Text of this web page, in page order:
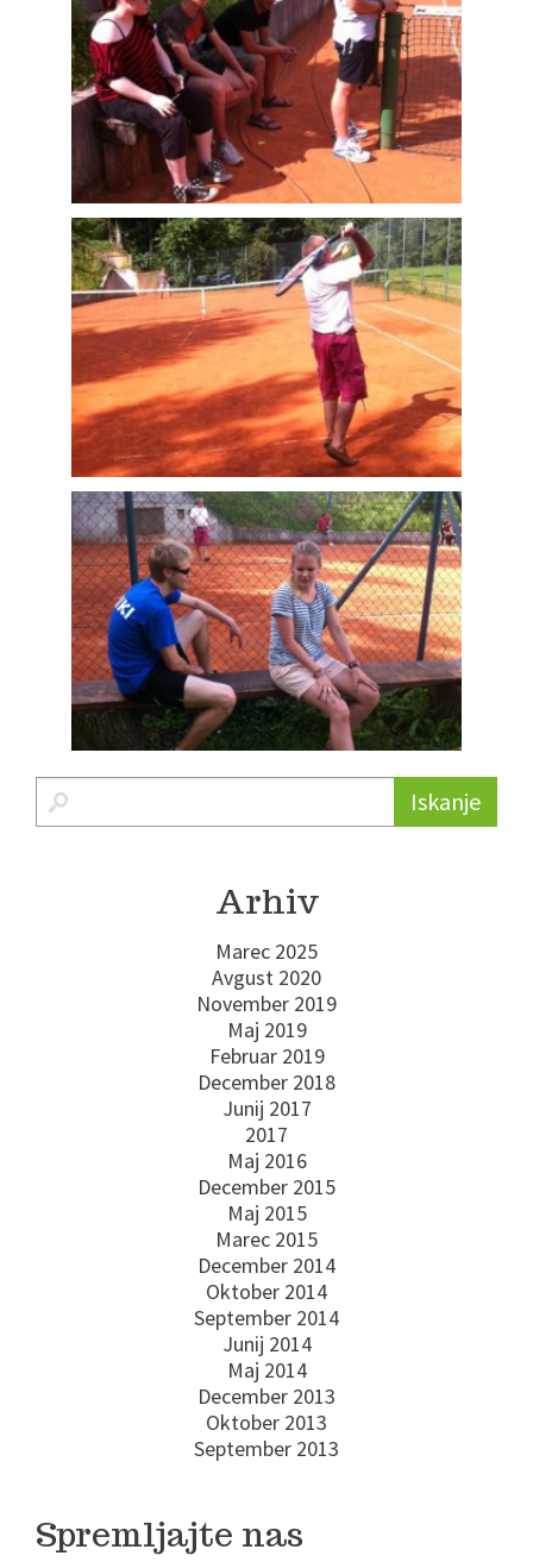
Iskanje
Arhiv
Marec 2025
Avgust 2020
November 2019
Maj 2019
Februar 2019
December 2018
Junij 2017
2017
Maj 2016
December 2015
Maj 2015
Marec 2015
December 2014
Oktober 2014
September 2014
Junij 2014
Maj 2014
December 2013
Oktober 2013
September 2013
Spremljajte nas